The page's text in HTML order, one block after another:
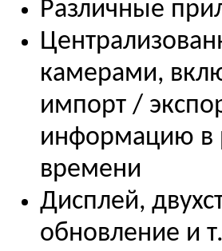
Различные
камерами,
импорт /
информацию в
времени
Дисплей,
обновление и